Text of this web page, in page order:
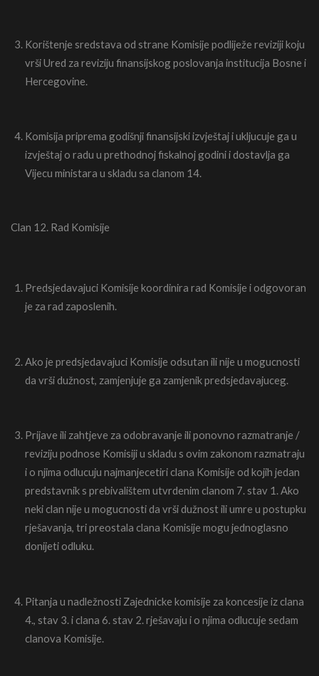
Korištenje sredstava od strane Komisije podliježe reviziji koju
vrši Ured za reviziju finansijskog poslovanja institucija Bosne i
Hercegovine.
Komisija priprema godišnji finansijski izvještaj i ukljucuje ga u
izvještaj o radu u prethodnoj fiskalnoj godini i dostavlja ga
Vijecu ministara u skladu sa clanom 14.
Clan 12. Rad Komisije
Predsjedavajuci Komisije koordinira rad Komisije i odgovoran
je za rad zaposlenih.
Ako je predsjedavajuci Komisije odsutan ili nije u mogucnosti
da vrši dužnost, zamjenjuje ga zamjenik predsjedavajuceg.
Prijave ili zahtjeve za odobravanje ili ponovno razmatranje /
reviziju podnose Komisiji u skladu s ovim zakonom razmatraju
i o njima odlucuju najmanjecetiri clana Komisije od kojih jedan
predstavnik s prebivalištem utvrdenim clanom 7. stav 1. Ako
neki clan nije u mogucnosti da vrši dužnost ili umre u postupku
rješavanja, tri preostala clana Komisije mogu jednoglasno
donijeti odluku.
Pitanja u nadležnosti Zajednicke komisije za koncesije iz clana
4., stav 3. i clana 6. stav 2. rješavaju i o njima odlucuje sedam
clanova Komisije.